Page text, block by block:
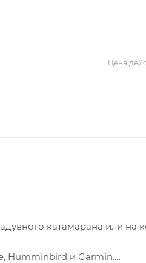
Цена
катамарана или на
Humminbird и Garmin.